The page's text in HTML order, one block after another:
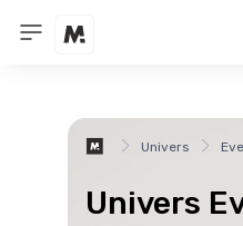
Univers
Univers